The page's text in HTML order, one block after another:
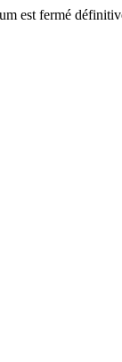
est fermé